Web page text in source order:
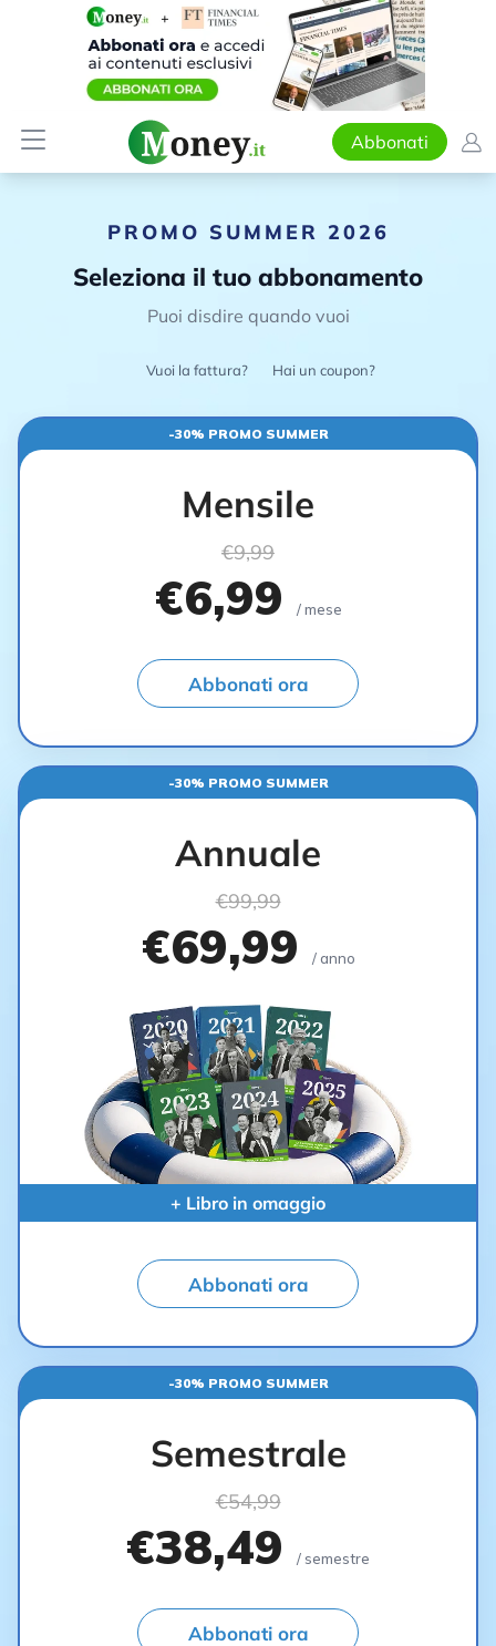
Abbonati
PROMO SUMMER 2026
Seleziona il tuo abbonamento
Puoi disdire quando vuoi
Vuoi la fattura? Hai un coupon?
-30% PROMO SUMMER
Mensile
€9,99
€6,99 / mese
Abbonati ora
-30% PROMO SUMMER
Annuale
€99,99
€69,99 / anno
+ Libro in omaggio
Abbonati ora
-30% PROMO SUMMER
Semestrale
€54,99
€38,49 / semestre
Abbonati ora